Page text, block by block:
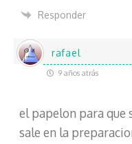
Responder
rafael
9 años atrás
el papelon para que
sale en la